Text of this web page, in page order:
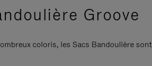
Groove
coloris, les Sacs Bandoulière